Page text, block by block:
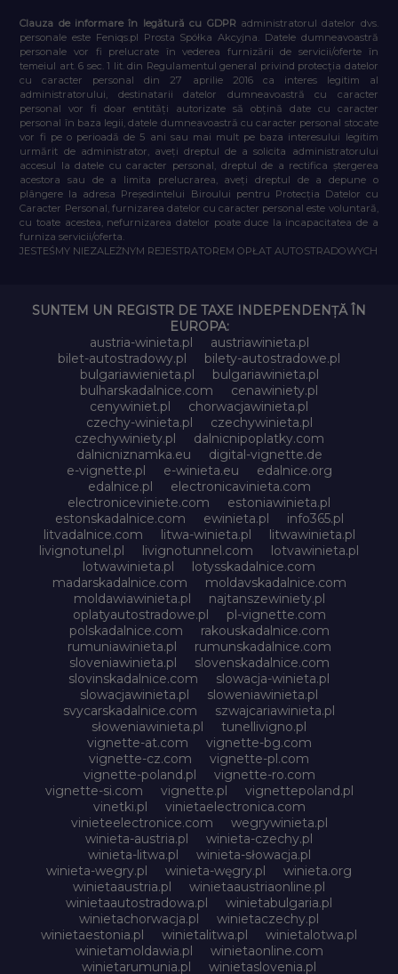
Clauza de informare în legătură cu GDPR administratorul datelor dvs.
personale este Feniqs.pl Prosta Spółka Akcyjna. Datele dumneavoastră
personale vor fi prelucrate în vederea furnizării de servicii/oferte în
temeiul art. 6 sec. 1 lit. din Regulamentul general privind protecția datelor
cu caracter personal din 27 aprilie 2016 ca interes legitim al
administratorului, destinatarii datelor dumneavoastră cu caracter
personal vor fi doar entități autorizate să obțină date cu caracter
personal în baza legii, datele dumneavoastră cu caracter personal stocate
vor fi pe o perioadă de 5 ani sau mai mult pe baza interesului legitim
urmărit de administrator, aveți dreptul de a solicita administratorului
accesul la datele cu caracter personal, dreptul de a rectifica ștergerea
acestora sau de a limita prelucrarea, aveți dreptul de a depune o
plângere la adresa Președintelui Biroului pentru Protecția Datelor cu
Caracter Personal, furnizarea datelor cu caracter personal este voluntară,
cu toate acestea, nefurnizarea datelor poate duce la incapacitatea de a
furniza servicii/oferta.
JESTEŚMY NIEZALEŻNYM REJESTRATOREM OPŁAT AUTOSTRADOWYCH
SUNTEM UN REGISTR DE TAXE INDEPENDENȚĂ ÎN
EUROPA:
austria-winieta.pl
austriawinieta.pl
bilet-autostradowy.pl
bilety-autostradowe.pl
bulgariawienieta.pl
bulgariawinieta.pl
bulharskadalnice.com
cenawiniety.pl
cenywiniet.pl
chorwacjawinieta.pl
czechy-winieta.pl
czechywinieta.pl
czechywiniety.pl
dalnicnipoplatky.com
dalnicniznamka.eu
digital-vignette.de
e-vignette.pl
e-winieta.eu
edalnice.org
edalnice.pl
electronicavinieta.com
electroniceviniete.com
estoniawinieta.pl
estonskadalnice.com
ewinieta.pl
info365.pl
litvadalnice.com
litwa-winieta.pl
litwawinieta.pl
livignotunel.pl
livignotunnel.com
lotvawinieta.pl
lotwawinieta.pl
lotysskadalnice.com
madarskadalnice.com
moldavskadalnice.com
moldawiawinieta.pl
najtanszewiniety.pl
oplatyautostradowe.pl
pl-vignette.com
polskadalnice.com
rakouskadalnice.com
rumuniawinieta.pl
rumunskadalnice.com
sloveniawinieta.pl
slovenskadalnice.com
slovinskadalnice.com
slowacja-winieta.pl
slowacjawinieta.pl
sloweniawinieta.pl
svycarskadalnice.com
szwajcariawinieta.pl
słoweniawinieta.pl
tunellivigno.pl
vignette-at.com
vignette-bg.com
vignette-cz.com
vignette-pl.com
vignette-poland.pl
vignette-ro.com
vignette-si.com
vignette.pl
vignettepoland.pl
vinetki.pl
vinietaelectronica.com
vinieteelectronice.com
wegrywinieta.pl
winieta-austria.pl
winieta-czechy.pl
winieta-litwa.pl
winieta-słowacja.pl
winieta-wegry.pl
winieta-węgry.pl
winieta.org
winietaaustria.pl
winietaaustriaonline.pl
winietaautostradowa.pl
winietabulgaria.pl
winietachorwacja.pl
winietaczechy.pl
winietaestonia.pl
winietalitwa.pl
winietalotwa.pl
winietamoldawia.pl
winietaonline.com
winietarumunia.pl
winietaslovenia.pl